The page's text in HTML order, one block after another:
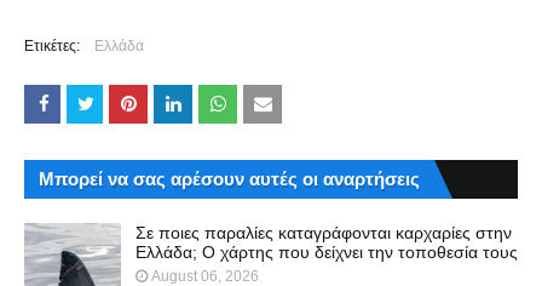
Ετικέτες: Ελλάδα
Μπορεί να σας αρέσουν αυτές οι αναρτήσεις
Σε ποιες παραλίες καταγράφονται καρχαρίες στην
Ελλάδα; Ο χάρτης που δείχνει την τοποθεσία τους
August 06, 2026